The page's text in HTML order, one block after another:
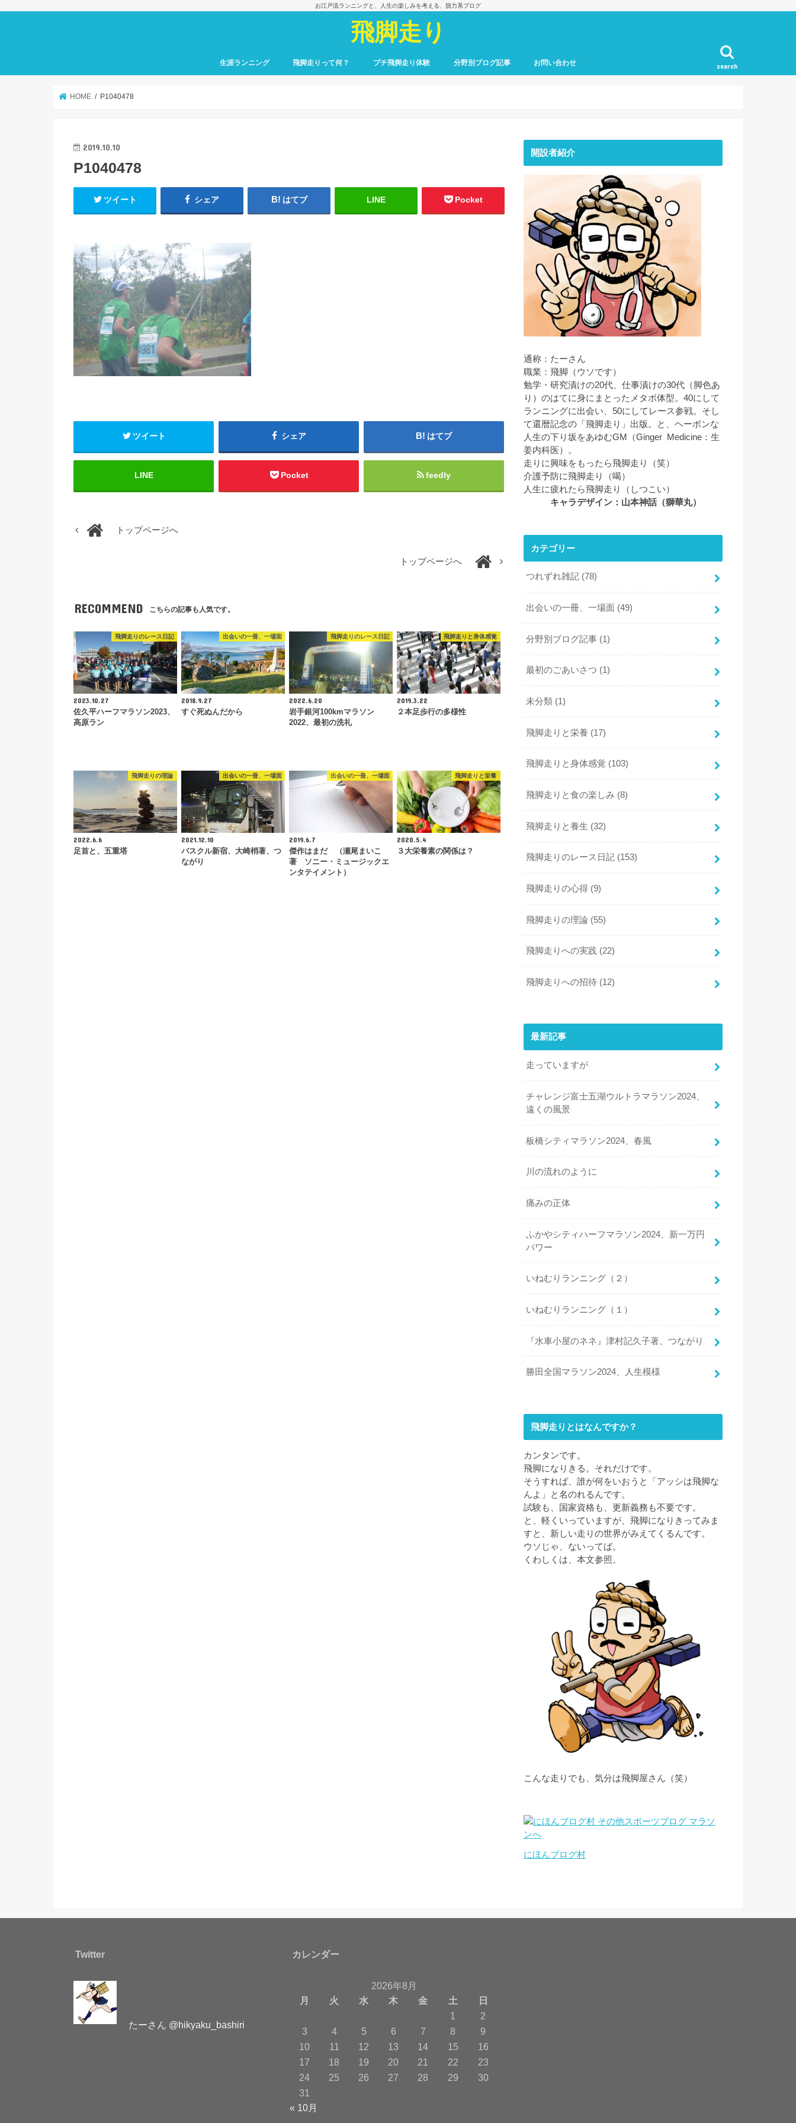
お江戸流ランニングと、人生の楽しみを考える、脱力系ブログ
飛脚走り
search
生涯ランニング 飛脚走りって何？ プチ飛脚走り体験 分野別ブログ記事 お問い合わせ
HOME P1040478
2019.10.10
P1040478
ツイート シェア はてブ LINE Pocket
ツイート シェア はてブ
LINE Pocket feedly
トップページへ
トップページへ
RECOMMEND こちらの記事も人気です。
飛脚走りのレース日記
2023.10.27
佐久平ハーフマラソン2023、
高原ラン
出会いの一冊、一場面
2018.9.27
すぐ死ぬんだから
飛脚走りのレース日記
2022.6.20
岩手銀河100kmマラソン
2022、最初の洗礼
飛脚走りと身体感覚
2019.3.22
２本足歩行の多様性
飛脚走りの理論
2022.6.6
足首と、五重塔
出会いの一冊、一場面
2021.12.10
バスクル新宿、大崎梢著、つ
ながり
出会いの一冊、一場面
2019.6.7
傑作はまだ （瀬尾まいこ
著 ソニー・ミュージックエ
ンタテイメント）
飛脚走りと栄養
2020.5.4
３大栄養素の関係は？
開設者紹介
通称：たーさん
職業：飛脚（ウソです）
勉学・研究漬けの20代、仕事漬けの30代（脚色あ
り）のはてに身にまとったメタボ体型。40にして
ランニングに出会い、50にしてレース参戦。そし
て還暦記念の「飛脚走り」出版。と、ヘーボンな
人生の下り坂をあゆむGM（Ginger Medicine：生
姜内科医）。
走りに興味をもったら飛脚走り（笑）
介護予防に飛脚走り（喝）
人生に疲れたら飛脚走り（しつこい）
キャラデザイン：山本神話（獅華丸）
カテゴリー
つれずれ雑記 (78)
出会いの一冊、一場面 (49)
分野別ブログ記事 (1)
最初のごあいさつ (1)
未分類 (1)
飛脚走りと栄養 (17)
飛脚走りと身体感覚 (103)
飛脚走りと食の楽しみ (8)
飛脚走りと養生 (32)
飛脚走りのレース日記 (153)
飛脚走りの心得 (9)
飛脚走りの理論 (55)
飛脚走りへの実践 (22)
飛脚走りへの招待 (12)
最新記事
走っていますが
チャレンジ富士五湖ウルトラマラソン2024、
遠くの風景
板橋シティマラソン2024、春風
川の流れのように
痛みの正体
ふかやシティハーフマラソン2024、新一万円
パワー
いねむりランニング（２）
いねむりランニング（１）
『水車小屋のネネ』津村記久子著、つながり
勝田全国マラソン2024、人生模様
飛脚走りとはなんですか？
カンタンです。
飛脚になりきる。それだけです。
そうすれば、誰が何をいおうと「アッシは飛脚な
んよ」と名のれるんです。
試験も、国家資格も、更新義務も不要です。
と、軽くいっていますが、飛脚になりきってみま
すと、新しい走りの世界がみえてくるんです。
ウソじゃ、ないってば。
くわしくは、本文参照。
こんな走りでも、気分は飛脚屋さん（笑）
にほんブログ村
Twitter
たーさん @hikyaku_bashiri
カレンダー
2026年8月
月
火 水 木 金 土
日
1
2
3
4 5 6 7 8
9
10
11 12 13 14 15
16
17
18 19 20 21 22
23
24
25 26 27 28 29
30
31
« 10月